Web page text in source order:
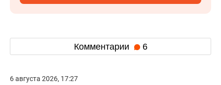
Комментарии 6
6 августа 2026, 17:27